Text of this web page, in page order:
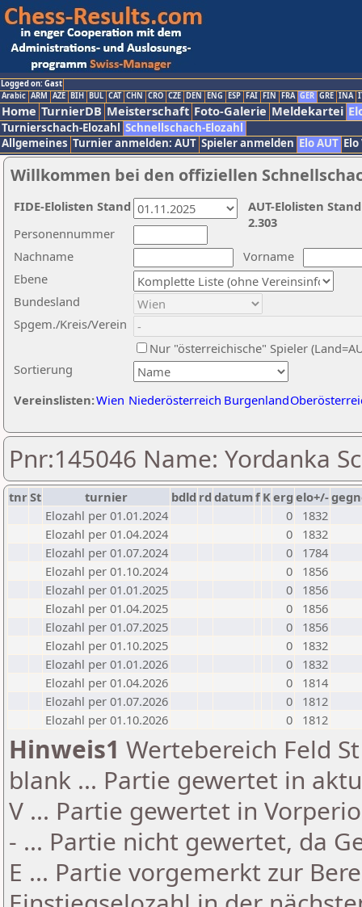
Logged on: Gast
Arabic ARM AZE BIH BUL CAT CHN CRO CZE DEN ENG ESP FAI FIN FRA GER GRE INA
Home TurnierDB Meisterschaft Foto-Galerie Meldekartei
Turnierschach-Elozahl Schnellschach-Elozahl
Allgemeines Turnier anmelden: AUT Spieler anmelden Elo AUT
Willkommen bei den offiziellen
Nachname
Vorname
Ebene
Sortierung
Personennummer
Bundesland
Spgem./Kreis/Verein
Nur "österreichische" Spieler
Vereinslisten:Wien Niederösterreich Burgenland
AUT-Elolisten
2.303
FIDE-Elolisten Stand
Pnr:145046 Name: Yordanka
tnrSt turnier bdld rd datumf Kerg elo+/-
Elozahl per 01.01.2024
0
1832
Elozahl per 01.04.2024
0
1832
Elozahl per 01.07.2024
0
1784
Elozahl per 01.10.2024
0
1856
Elozahl per 01.01.2025
0
1856
Elozahl per 01.04.2025
0
1856
Elozahl per 01.07.2025
0
1856
Elozahl per 01.10.2025
0
1832
Elozahl per 01.01.2026
0
1832
Elozahl per 01.04.2026
0
1814
Elozahl per 01.07.2026
0
1812
Elozahl per 01.10.2026
0 1812
Hinweis1 Wertebereich Feld
blank ... Partie gewertet in
V ... Partie gewertet in
- ... Partie nicht gewertet, da
E ... Partie vorgemerkt zur